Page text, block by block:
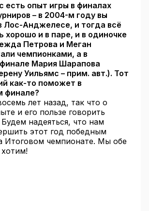
есть опыт игры в финалах
– в 2004-м году вы
Лос-Анджелесе, и тогда всё
хорошо и в паре, и в одиночке
Петрова и Меган
чемпионками, а в
Мария Шарапова
Уильямс – прим. авт.). Тот
как-то поможет в
финале?
лет назад, так что о
и его пользе говорить
Будем надеяться, что нам
этот год победным
Итоговом чемпионате. Мы обе
хотим!